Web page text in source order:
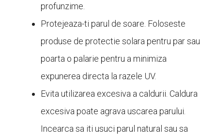
profunzime.
Protejeaza-ti parul de soare. Foloseste
produse de protectie solara pentru par sau
poarta o palarie pentru a minimiza
expunerea directa la razele UV.
Evita utilizarea excesiva a caldurii. Caldura
excesiva poate agrava uscarea parului.
Incearca sa iti usuci parul natural sau sa